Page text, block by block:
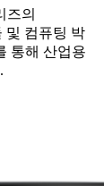
즈의
및 컴퓨팅 박
통해 산업용